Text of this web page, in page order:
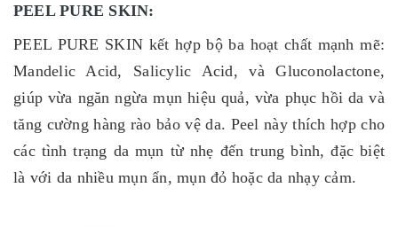
PEEL PURE SKIN:
PEEL PURE SKIN kết hợp bộ ba hoạt chất mạnh mẽ:
Mandelic Acid, Salicylic Acid, và Gluconolactone,
giúp vừa ngăn ngừa mụn hiệu quả, vừa phục hồi da và
tăng cường hàng rào bảo vệ da. Peel này thích hợp cho
các tình trạng da mụn từ nhẹ đến trung bình, đặc biệt
là với da nhiều mụn ẩn, mụn đỏ hoặc da nhạy cảm.